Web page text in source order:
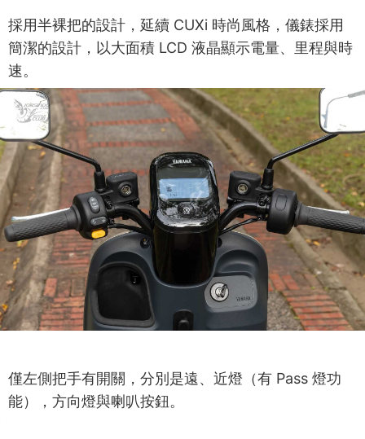
採用半裸把的設計，延續 CUXi 時尚風格，儀錶採用
簡潔的設計，以大面積 LCD 液晶顯示電量、里程與時
速。
僅左側把手有開關，分別是遠、近燈（有 Pass 燈功
能），方向燈與喇叭按鈕。